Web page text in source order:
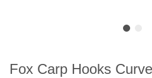
Fox Carp Hooks